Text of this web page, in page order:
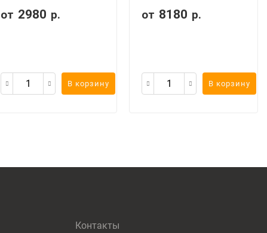
от 2980 р.
В корзину
от 8180 р.
В корзину
Контакты